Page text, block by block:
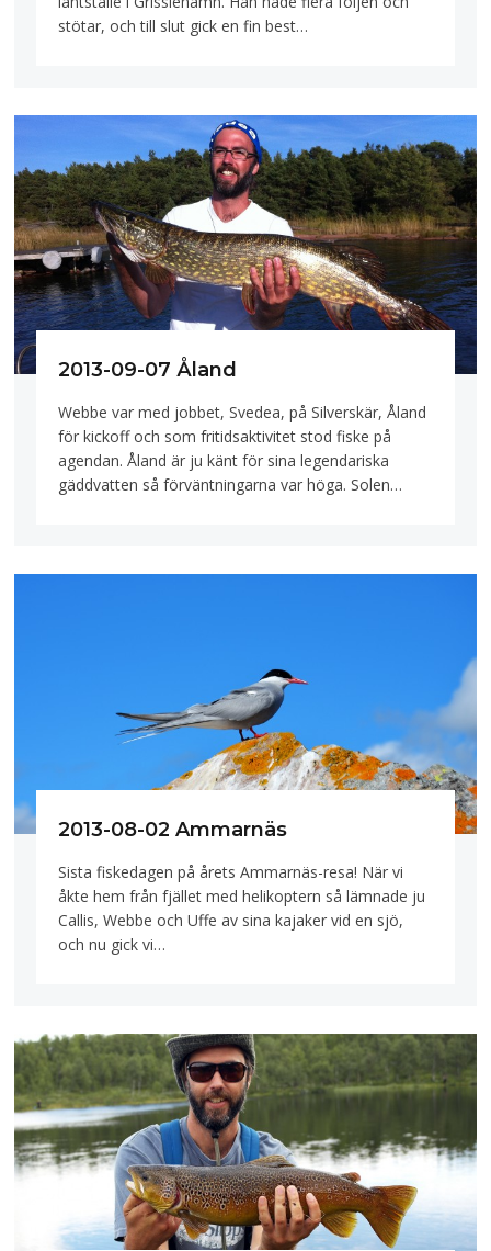
stötar, och till slut gick en fin best…
2013-09-07 Åland
Webbe var med jobbet, Svedea, på Silverskär, Åland
för kickoff och som fritidsaktivitet stod fiske på
agendan. Åland är ju känt för sina legendariska
gäddvatten så förväntningarna var höga. Solen…
2013-08-02 Ammarnäs
Sista fiskedagen på årets Ammarnäs-resa! När vi
åkte hem från fjället med helikoptern så lämnade ju
Callis, Webbe och Uffe av sina kajaker vid en sjö,
och nu gick vi…